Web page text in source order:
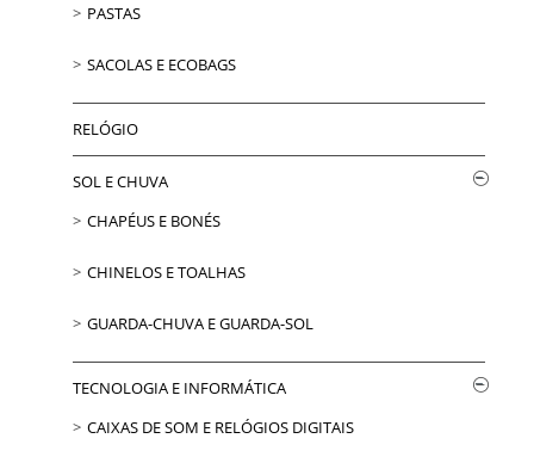
PASTAS
SACOLAS E ECOBAGS
RELÓGIO
SOL E CHUVA
CHAPÉUS E BONÉS
CHINELOS E TOALHAS
GUARDA-CHUVA E GUARDA-SOL
TECNOLOGIA E INFORMÁTICA
CAIXAS DE SOM E RELÓGIOS DIGITAIS